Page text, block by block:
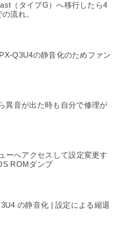
（タイプG）へ移行したら4
流れ。
Q3U4の静音化のためファン
異音が出た時も自分で修理が
ーへアクセスして設定変更す
ROMダンプ
の静音化 | 設定による縮退